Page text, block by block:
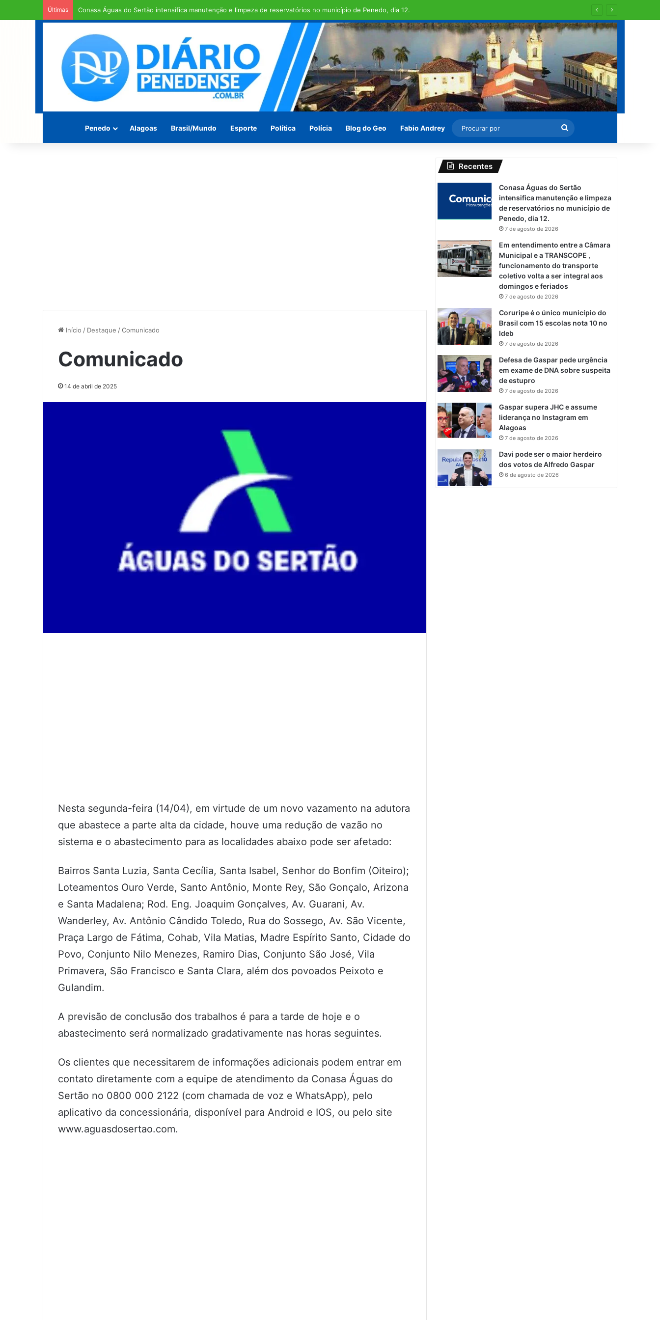
Últimas Em entendimento entre a Câmara Municipal e a TRANSCOPE , funcionamento do transporte coletivo volta a ser integral aos domingos e feriados
Penedo Alagoas Brasil/Mundo Esporte Política Polícia Blog do Geo Fabio Andrey
Procurar
por
Início / Destaque /Comunicado
Comunicado
14 de abril de 2025
Nesta segunda-feira (14/04), em virtude de um novo vazamento na adutora
que abastece a parte alta da cidade, houve uma redução de vazão no
sistema e o abastecimento para as localidades abaixo pode ser afetado:
Bairros Santa Luzia, Santa Cecília, Santa Isabel, Senhor do Bonfim (Oiteiro);
Loteamentos Ouro Verde, Santo Antônio, Monte Rey, São Gonçalo, Arizona
e Santa Madalena; Rod. Eng. Joaquim Gonçalves, Av. Guarani, Av.
Wanderley, Av. Antônio Cândido Toledo, Rua do Sossego, Av. São Vicente,
Praça Largo de Fátima, Cohab, Vila Matias, Madre Espírito Santo, Cidade do
Povo, Conjunto Nilo Menezes, Ramiro Dias, Conjunto São José, Vila
Primavera, São Francisco e Santa Clara, além dos povoados Peixoto e
Gulandim.
A previsão de conclusão dos trabalhos é para a tarde de hoje e o
abastecimento será normalizado gradativamente nas horas seguintes.
Os clientes que necessitarem de informações adicionais podem entrar em
contato diretamente com a equipe de atendimento da Conasa Águas do
Sertão no 0800 000 2122 (com chamada de voz e WhatsApp), pelo
aplicativo da concessionária, disponível para Android e IOS, ou pelo site
www.aguasdosertao.com.
Recentes
Conasa Águas do Sertão
intensifica manutenção e limpeza
de reservatórios no município de
Penedo, dia 12.
7 de agosto de 2026
Em entendimento entre a Câmara
Municipal e a TRANSCOPE ,
funcionamento do transporte
coletivo volta a ser integral aos
domingos e feriados
7 de agosto de 2026
Coruripe é o único município do
Brasil com 15 escolas nota 10 no
Ideb
7 de agosto de 2026
Defesa de Gaspar pede urgência
em exame de DNA sobre suspeita
de estupro
7 de agosto de 2026
Gaspar supera JHC e assume
liderança no Instagram em
Alagoas
7 de agosto de 2026
Davi pode ser o maior herdeiro
dos votos de Alfredo Gaspar
6 de agosto de 2026